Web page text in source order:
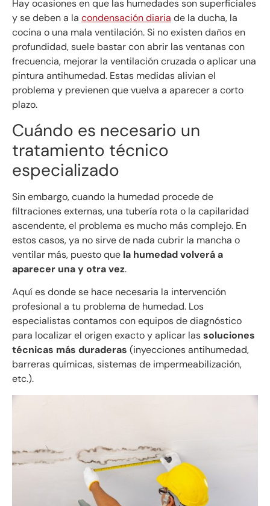
Hay ocasiones en que las humedades son superficiales
y se deben a la condensación diaria de la ducha, la
cocina o una mala ventilación. Si no existen daños en
profundidad, suele bastar con abrir las ventanas con
frecuencia, mejorar la ventilación cruzada o aplicar una
pintura antihumedad. Estas medidas alivian el
problema y previenen que vuelva a aparecer a corto
plazo.
Cuándo es necesario un
tratamiento técnico
especializado
Sin embargo, cuando la humedad procede de
filtraciones externas, una tubería rota o la capilaridad
ascendente, el problema es mucho más complejo. En
estos casos, ya no sirve de nada cubrir la mancha o
ventilar más, puesto que la humedad volverá a
aparecer una y otra vez.
Aquí es donde se hace necesaria la intervención
profesional a tu problema de humedad. Los
especialistas contamos con equipos de diagnóstico
para localizar el origen exacto y aplicar lassoluciones
técnicas más duraderas (inyecciones antihumedad,
barreras químicas, sistemas de impermeabilización,
etc.).